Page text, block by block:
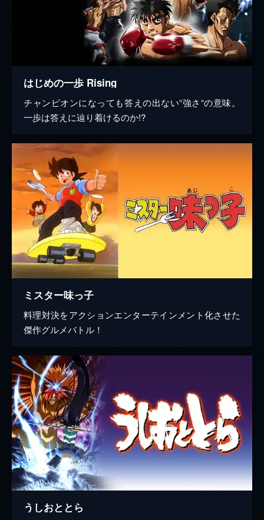
はじめの一歩 Rising
チャンピオンになっても答えの出ない“強さ“の意味。
一歩は答えに辿り着けるのか!?
ミスター味っ子
料理対決をアクションエンターテインメント化させた
傑作グルメバトル！
うしおととら